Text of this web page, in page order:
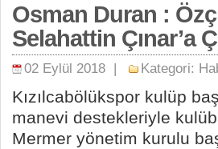
Osman Duran :
Selahattin Çınar’a
02 Eylül 2018 | Kategori:
Kızılcabölükspor kulüp
manevi destekleriyle
Mermer yönetim kurulu